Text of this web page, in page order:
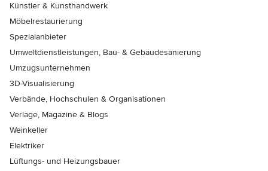
Künstler & Kunsthandwerk
Möbelrestaurierung
Spezialanbieter
Umweltdienstleistungen, Bau- & Gebäudesanierung
Umzugsunternehmen
3D-Visualisierung
Verbände, Hochschulen & Organisationen
Verlage, Magazine & Blogs
Weinkeller
Elektriker
Lüftungs- und Heizungsbauer